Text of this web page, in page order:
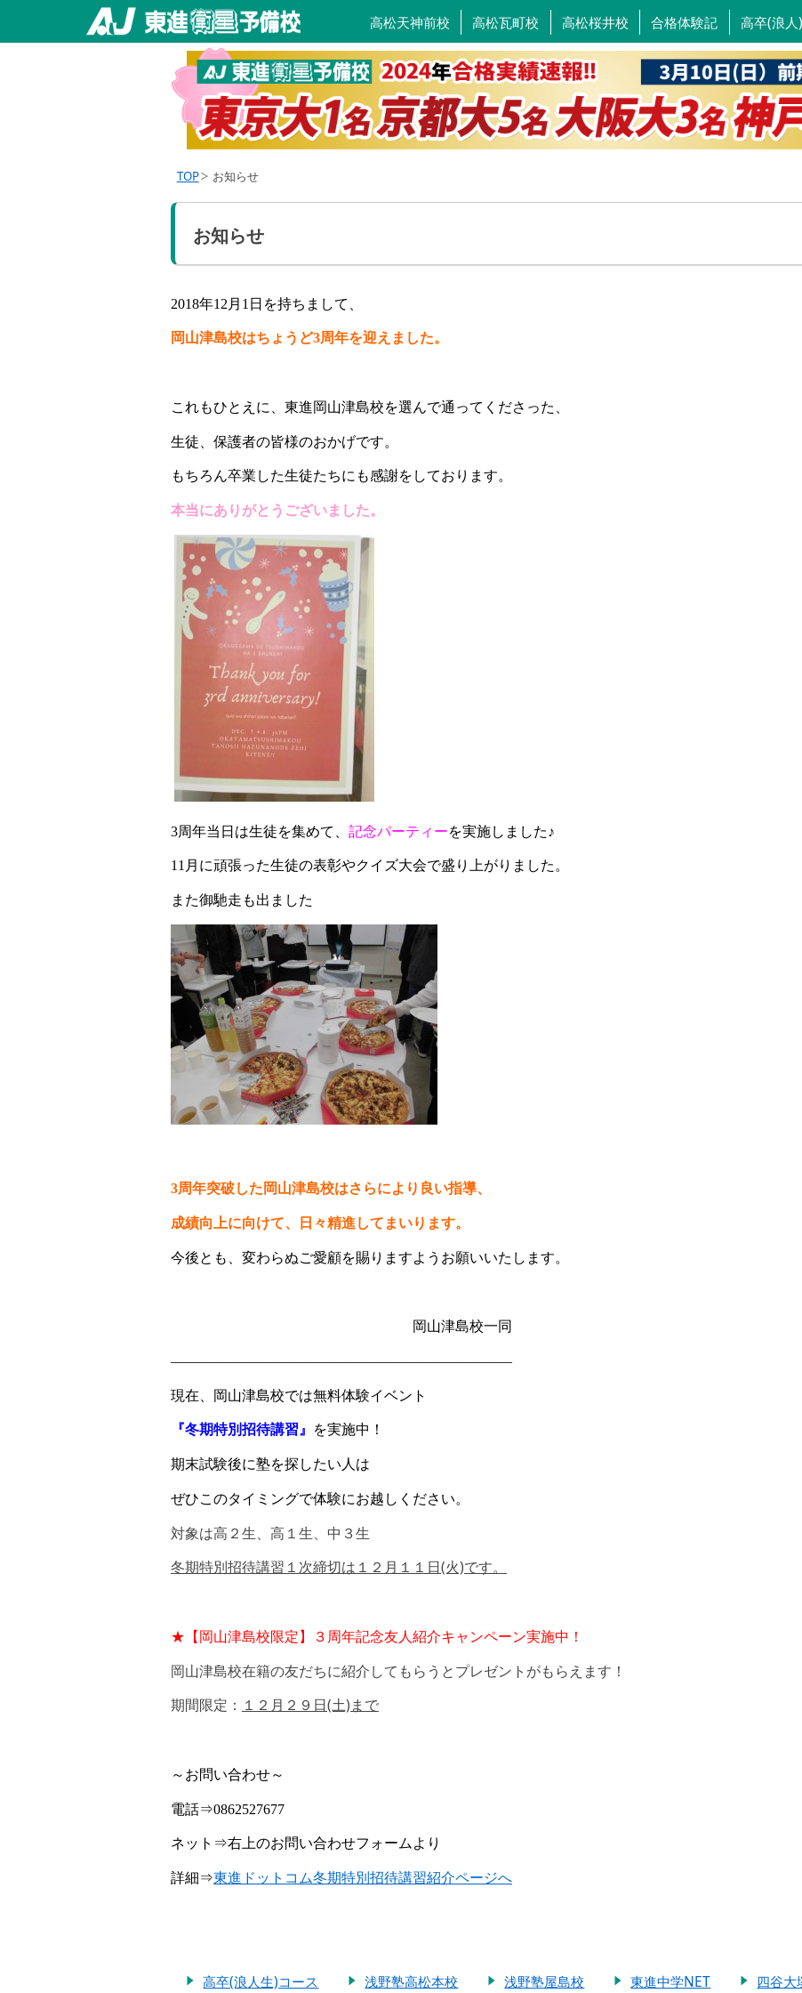
高卒(浪人
合格体験記
高松桜井校
高松瓦町校
高松天神前校
TOP お知らせ
お知らせ
2018年12 月 1 日を持ちまして、
岡山津島校はちょうど3周年を迎えました。
これもひとえに、東進岡山津島校を選んで通ってくださった、
生徒、保護者の皆様のおかげです。
もちろん卒業した生徒たちにも感謝をしております。
本当にありがとうございました。
3周年当日は生徒を集めて、 記念パーティーを実施しました♪
11 月に頑張った生徒の表彰やクイズ大会で盛り上がりました。
また御馳走も出ました
3周年突破した岡山津島校はさらにより良い指導、
成績向上に向けて、日々精進してまいります。
今後とも、変わらぬご愛顧を賜りますようお願いいたします。
岡山津島校一同
――――――――――――――――――――――――
現在、岡山津島校では無料体験イベント
『冬期特別招待講習』 を実施中！
期末試験後に塾を探したい人は
ぜひこのタイミングで体験にお越しください。
対象は高２生、高１生、中３生
冬期特別招待講習１次締切は１２月１１日(火)です。
★【岡山津島校限定】３周年記念友人紹介キャンペーン実施中！
岡山津島校在籍の友だちに紹介してもらうとプレゼントがもらえます！
期間限定： １２月２９日(土)まで
～お問い合わせ～
電話⇒0862527677
ネット⇒右上のお問い合わせフォームより
詳細⇒東進ドットコム冬期特別招待講習紹介ページへ
高卒(浪人生)コース 浅野塾高松本校 浅野塾屋島校 東進中学NET 四谷大